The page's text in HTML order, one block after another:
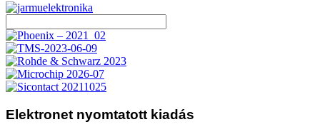
Elektronet nyomtatott kiadás